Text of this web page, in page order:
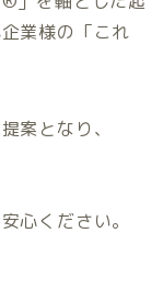
業様の「これ
案となり、
心ください。